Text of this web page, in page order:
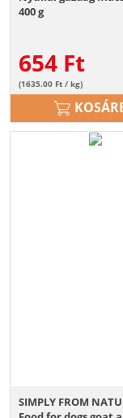
400 g
654 Ft
(1635.00 Ft / kg)
SIMPLY FROM